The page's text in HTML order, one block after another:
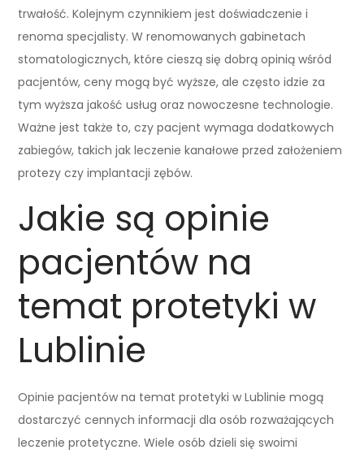
trwałość. Kolejnym czynnikiem jest doświadczenie i
renoma specjalisty. W renomowanych gabinetach
stomatologicznych, które cieszą się dobrą opinią wśród
pacjentów, ceny mogą być wyższe, ale często idzie za
tym wyższa jakość usług oraz nowoczesne technologie.
Ważne jest także to, czy pacjent wymaga dodatkowych
zabiegów, takich jak leczenie kanałowe przed założeniem
protezy czy implantacji zębów.
Jakie są opinie
pacjentów na
temat protetyki w
Lublinie
Opinie pacjentów na temat protetyki w Lublinie mogą
dostarczyć cennych informacji dla osób rozważających
leczenie protetyczne. Wiele osób dzieli się swoimi